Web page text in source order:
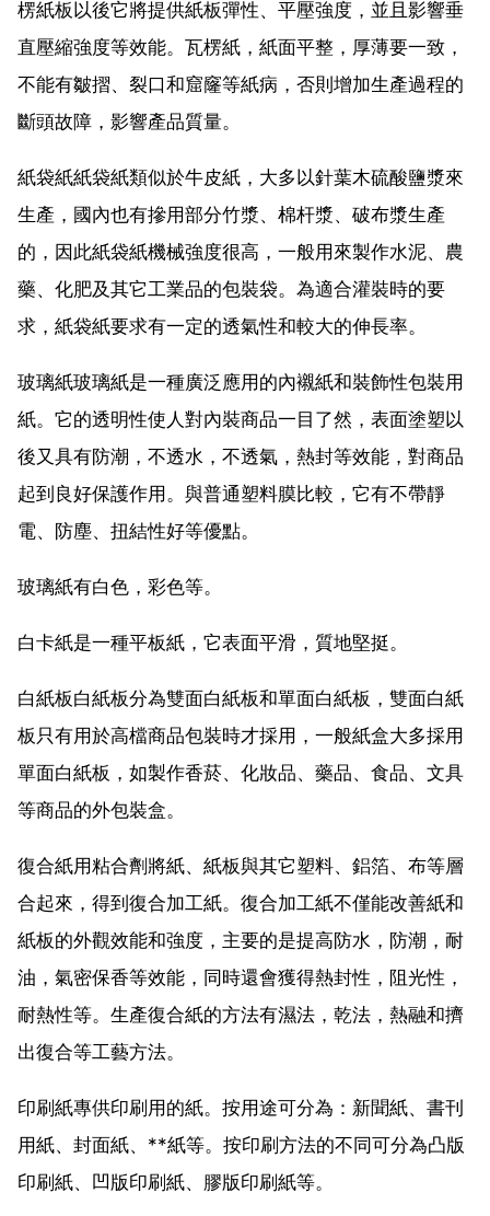
楞紙板以後它將提供紙板彈性、平壓強度，並且影響垂
直壓縮強度等效能。瓦楞紙，紙面平整，厚薄要一致，
不能有皺摺、裂口和窟窿等紙病，否則增加生產過程的
斷頭故障，影響產品質量。
紙袋紙紙袋紙類似於牛皮紙，大多以針葉木硫酸鹽漿來
生產，國內也有摻用部分竹漿、棉杆漿、破布漿生產
的，因此紙袋紙機械強度很高，一般用來製作水泥、農
藥、化肥及其它工業品的包裝袋。為適合灌裝時的要
求，紙袋紙要求有一定的透氣性和較大的伸長率。
玻璃紙玻璃紙是一種廣泛應用的內襯紙和裝飾性包裝用
紙。它的透明性使人對內裝商品一目了然，表面塗塑以
後又具有防潮，不透水，不透氣，熱封等效能，對商品
起到良好保護作用。與普通塑料膜比較，它有不帶靜
電、防塵、扭結性好等優點。
玻璃紙有白色，彩色等。
白卡紙是一種平板紙，它表面平滑，質地堅挺。
白紙板白紙板分為雙面白紙板和單面白紙板，雙面白紙
板只有用於高檔商品包裝時才採用，一般紙盒大多採用
單面白紙板，如製作香菸、化妝品、藥品、食品、文具
等商品的外包裝盒。
復合紙用粘合劑將紙、紙板與其它塑料、鋁箔、布等層
合起來，得到復合加工紙。復合加工紙不僅能改善紙和
紙板的外觀效能和強度，主要的是提高防水，防潮，耐
油，氣密保香等效能，同時還會獲得熱封性，阻光性，
耐熱性等。生產復合紙的方法有濕法，乾法，熱融和擠
出復合等工藝方法。
印刷紙專供印刷用的紙。按用途可分為：新聞紙、書刊
用紙、封面紙、**紙等。按印刷方法的不同可分為凸版
印刷紙、凹版印刷紙、膠版印刷紙等。